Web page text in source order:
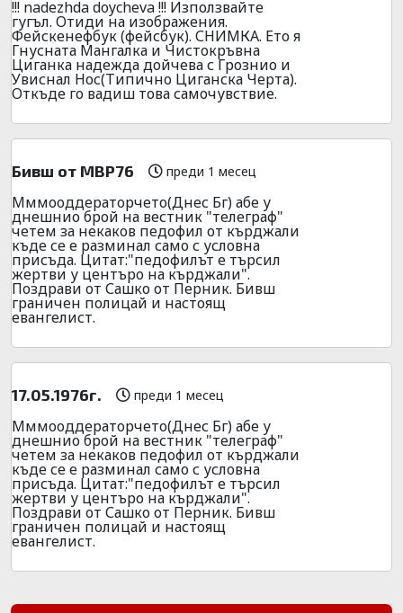
!!! nadezhda doycheva !!! Използвайте
гугъл. Отиди на изображения.
Фейскенефбук (фейсбук). СНИМКА. Ето я
Гнусната Мангалка и Чистокръвна
Циганка надежда дойчева с Грознио и
Увиснал Нос(Типично Циганска Черта).
Откъде го вадиш това самочувствие.
Бивш от МВР76 преди 1 месец
Мммооддераторчето(Днес Бг) абе у
днешнио брой на вестник "телеграф"
четем за некаков педофил от кърджали
къде се е разминал само с условна
присъда. Цитат:"педофилът е търсил
жертви у центъро на кърджали".
Поздрави от Сашко от Перник. Бивш
граничен полицай и настоящ
евангелист.
17.05.1976г. преди 1 месец
Мммооддераторчето(Днес Бг) абе у
днешнио брой на вестник "телеграф"
четем за некаков педофил от кърджали
къде се е разминал само с условна
присъда. Цитат:"педофилът е търсил
жертви у центъро на кърджали".
Поздрави от Сашко от Перник. Бивш
граничен полицай и настоящ
евангелист.